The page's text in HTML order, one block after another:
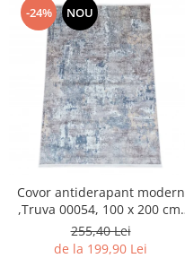
-24% NOU
Covor antiderapant modern
,Truva 00054, 100 x 200 cm,
Gri Bej, Grosime 5mm
255,40 Lei
de la 199,90 Lei